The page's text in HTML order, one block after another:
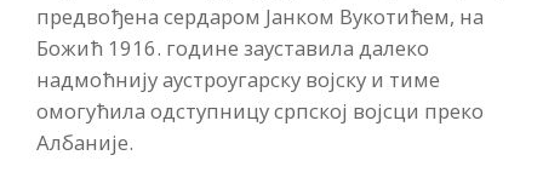
предвођена сердаром Јанком Вукотићем, на
Божић 1916. године зауставила далеко
надмоћнију аустроугарску војску и тиме
омогућила одступницу српској војсци преко
Албаније.